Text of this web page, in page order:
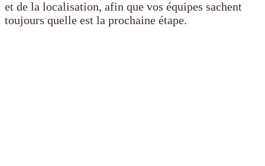
et de la localisation, afin que vos équipes sachent
toujours quelle est la prochaine étape.